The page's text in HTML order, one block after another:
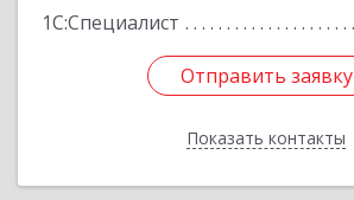
1С:Специалист
Отправить заявку
Показать контакты
Отправить заявку
Назад